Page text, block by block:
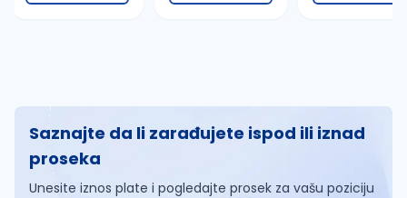
Saznajte da li zarađujete ispod ili iznad
proseka
Unesite iznos plate i pogledajte prosek za vašu poziciju